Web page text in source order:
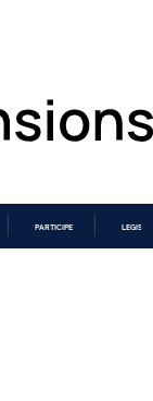
PARTICIPE